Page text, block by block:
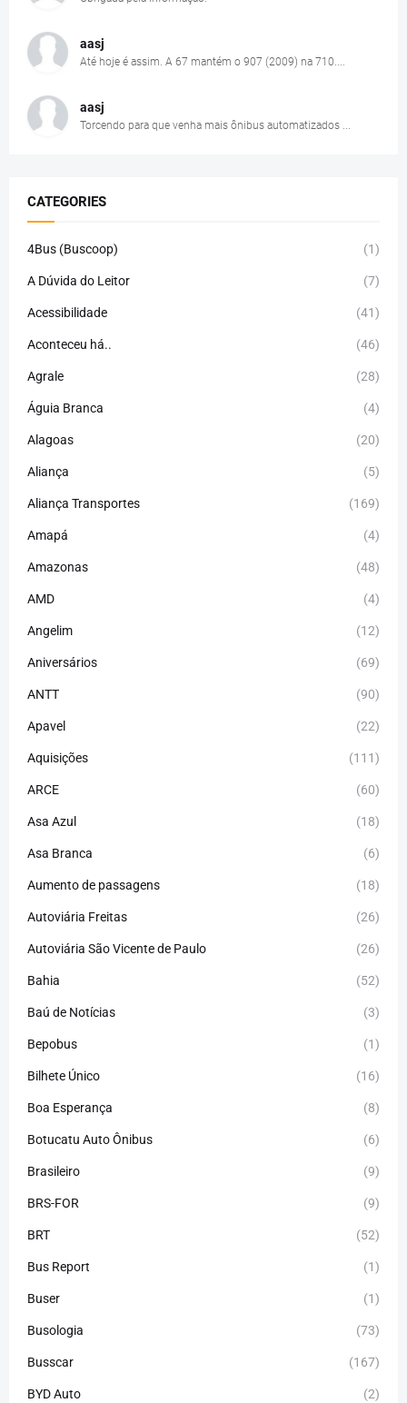
aasj
Até hoje é assim. A 67 mantém o 907 (2009) na 710....
aasj
Torcendo para que venha mais ônibus automatizados ...
CATEGORIES
4Bus (Buscoop) (1)
A Dúvida do Leitor (7)
Acessibilidade (41)
Aconteceu há.. (46)
Agrale (28)
Águia Branca (4)
Alagoas (20)
Aliança (5)
Aliança Transportes (169)
Amapá (4)
Amazonas (48)
AMD (4)
Angelim (12)
Aniversários (69)
ANTT (90)
Apavel (22)
Aquisições (111)
ARCE (60)
Asa Azul (18)
Asa Branca (6)
Aumento de passagens (18)
Autoviária Freitas (26)
Autoviária São Vicente de Paulo (26)
Bahia (52)
Baú de Notícias (3)
Bepobus (1)
Bilhete Único (16)
Boa Esperança (8)
Botucatu Auto Ônibus (6)
Brasileiro (9)
BRS-FOR (9)
BRT (52)
Bus Report (1)
Buser (1)
Busologia (73)
Busscar (167)
BYD Auto (2)